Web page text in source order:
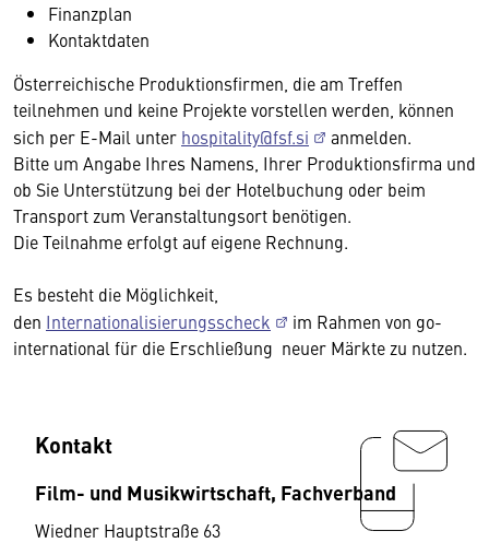
Finanzplan
Kontaktdaten
Österreichische Produktionsfirmen, die am Treffen
teilnehmen und keine Projekte vorstellen werden, können
sich per E-Mail unter hospitality@fsf.si
anmelden.
Bitte um Angabe Ihres Namens, Ihrer Produktionsfirma und
ob Sie Unterstützung bei der Hotelbuchung oder beim
Transport zum Veranstaltungsort benötigen.
Die Teilnahme erfolgt auf eigene Rechnung.
Es besteht die Möglichkeit,
den Internationalisierungsscheck
im Rahmen von go-
international für die Erschließung neuer Märkte zu nutzen.
Kontakt
Film- und Musikwirtschaft, Fachverband
Wiedner Hauptstraße 63